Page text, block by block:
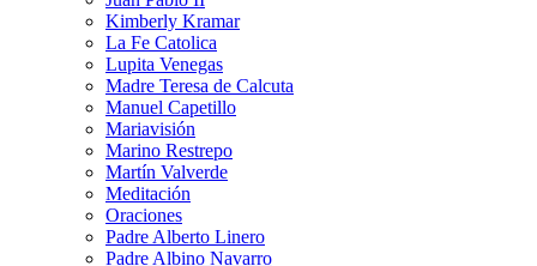
Kimberly Kramar
La Fe Catolica
Lupita Venegas
Madre Teresa de Calcuta
Manuel Capetillo
Mariavisión
Marino Restrepo
Martín Valverde
Meditación
Oraciones
Padre Alberto Linero
Padre Albino Navarro